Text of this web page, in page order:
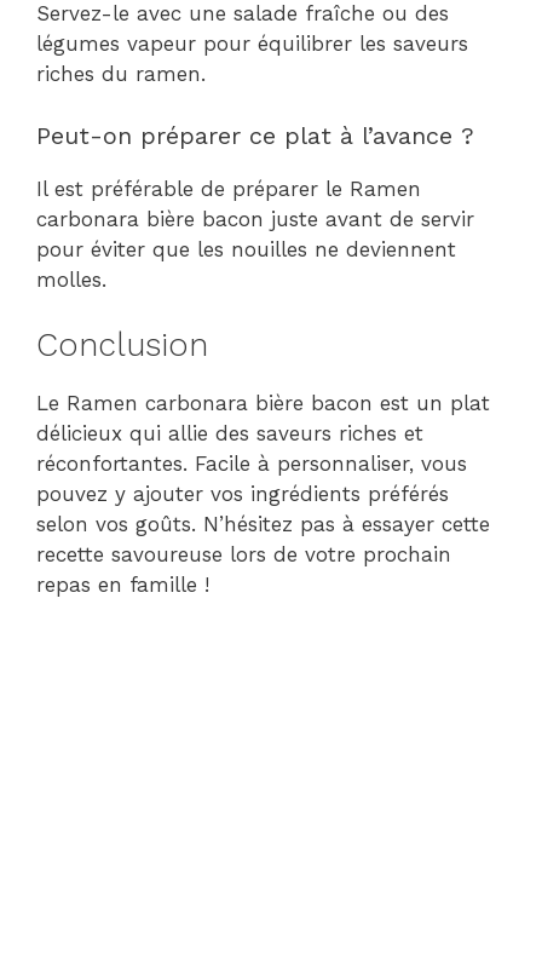
Servez-le avec une salade fraîche ou des
légumes vapeur pour équilibrer les saveurs
riches du ramen.
Peut-on préparer ce plat à l’avance ?
Il est préférable de préparer le Ramen
carbonara bière bacon juste avant de servir
pour éviter que les nouilles ne deviennent
molles.
Conclusion
Le Ramen carbonara bière bacon est un plat
délicieux qui allie des saveurs riches et
réconfortantes. Facile à personnaliser, vous
pouvez y ajouter vos ingrédients préférés
selon vos goûts. N’hésitez pas à essayer cette
recette savoureuse lors de votre prochain
repas en famille !